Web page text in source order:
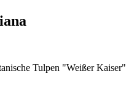
Tulpen "Weißer Kaiser"